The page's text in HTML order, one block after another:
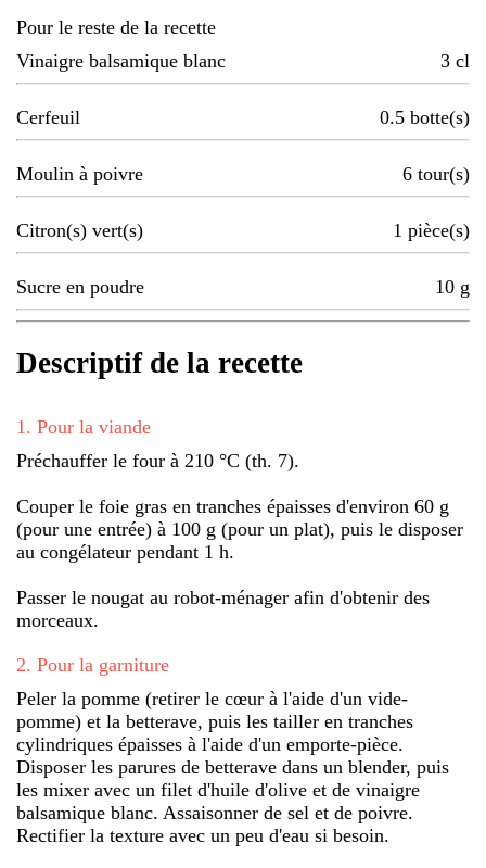
Pour le reste de la recette
Vinaigre balsamique blanc
3 cl
Cerfeuil 0.5 botte(s)
Moulin à poivre 6 tour(s)
Citron(s) vert(s) 1 pièce(s)
Sucre en poudre 10 g
Descriptif de la recette
1 . Pour la viande
Préchauffer le four à 210 °C (th. 7).
Couper le foie gras en tranches épaisses d'environ 60 g
(pour une entrée) à 100 g (pour un plat), puis le disposer
au congélateur pendant 1 h.
Passer le nougat au robot-ménager afin d'obtenir des
morceaux.
2. Pour la garniture
Peler la pomme (retirer le cœur à l'aide d'un vide-
pomme) et la betterave, puis les tailler en tranches
cylindriques épaisses à l'aide d'un emporte-pièce.
Disposer les parures de betterave dans un blender, puis
les mixer avec un filet d'huile d'olive et de vinaigre
balsamique blanc. Assaisonner de sel et de poivre.
Rectifier la texture avec un peu d'eau si besoin.